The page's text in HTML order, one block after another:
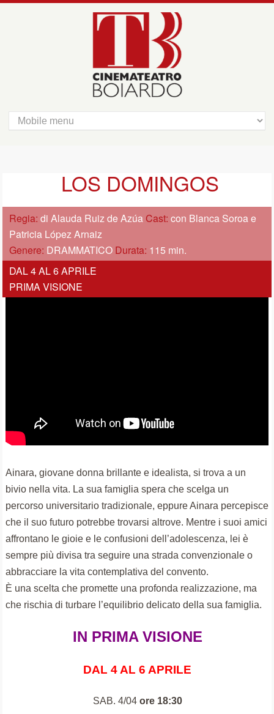
LOS DOMINGOS
Regia:di Alauda Ruiz de Azúa Cast:con Blanca Soroa e
Patricia López Arnaiz
Genere: DRAMMATICO Durata: 115 min.
DAL 4 AL 6 APRILE
PRIMA VISIONE
Ainara, giovane donna brillante e idealista, si trova a un
bivio nella vita. La sua famiglia spera che scelga un
percorso universitario tradizionale, eppure Ainara percepisce
che il suo futuro potrebbe trovarsi altrove. Mentre i suoi amici
affrontano le gioie e le confusioni dell’adolescenza, lei è
sempre più divisa tra seguire una strada convenzionale o
abbracciare la vita contemplativa del convento.
È una scelta che promette una profonda realizzazione, ma
che rischia di turbare l’equilibrio delicato della sua famiglia.
IN PRIMA VISIONE
DAL 4 AL 6 APRILE
SAB. 4/04 ore 18:30